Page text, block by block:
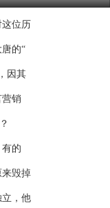
这位历
的“
因其
销
的
毁掉
，他